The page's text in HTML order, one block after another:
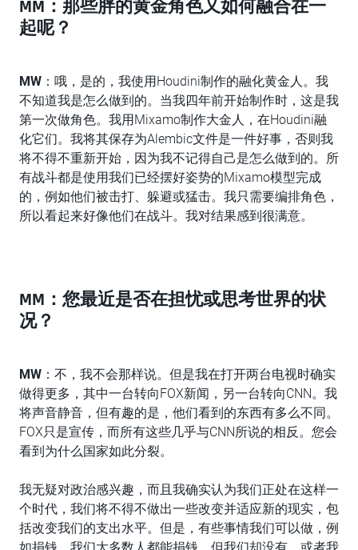
MM：那些胖的黄金角色又如何融合在一
起呢？
MW ：哦，是的，我使用Houdini制作的融化黄金人。我
不知道我是怎么做到的。当我四年前开始制作时，这是我
第一次做角色。我用Mixamo制作大金人，在Houdini融
化它们。我将其保存为Alembic文件是一件好事，否则我
将不得不重新开始，因为我不记得自己是怎么做到的。所
有战斗都是使用我们已经摆好姿势的Mixamo模型完成
的，例如他们被击打、躲避或猛击。我只需要编排角色，
所以看起来好像他们在战斗。我对结果感到很满意。
MM：您最近是否在担忧或思考世界的状
况？
MW ：不，我不会那样说。但是我在打开两台电视时确实
做得更多，其中一台转向FOX新闻，另一台转向CNN。我
将声音静音，但有趣的是，他们看到的东西有多么不同。
FOX只是宣传，而所有这些几乎与CNN所说的相反。您会
看到为什么国家如此分裂。
我无疑对政治感兴趣，而且我确实认为我们正处在这样一
个时代，我们将不得不做出一些改变并适应新的现实，包
括改变我们的支出水平。但是，有些事情我们可以做，例